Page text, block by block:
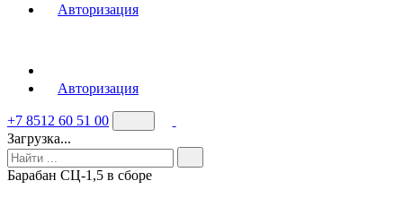
Авторизация
Авторизация
+7 8512 60 51 00
Загрузка...
Барабан СЦ-1,5 в сборе